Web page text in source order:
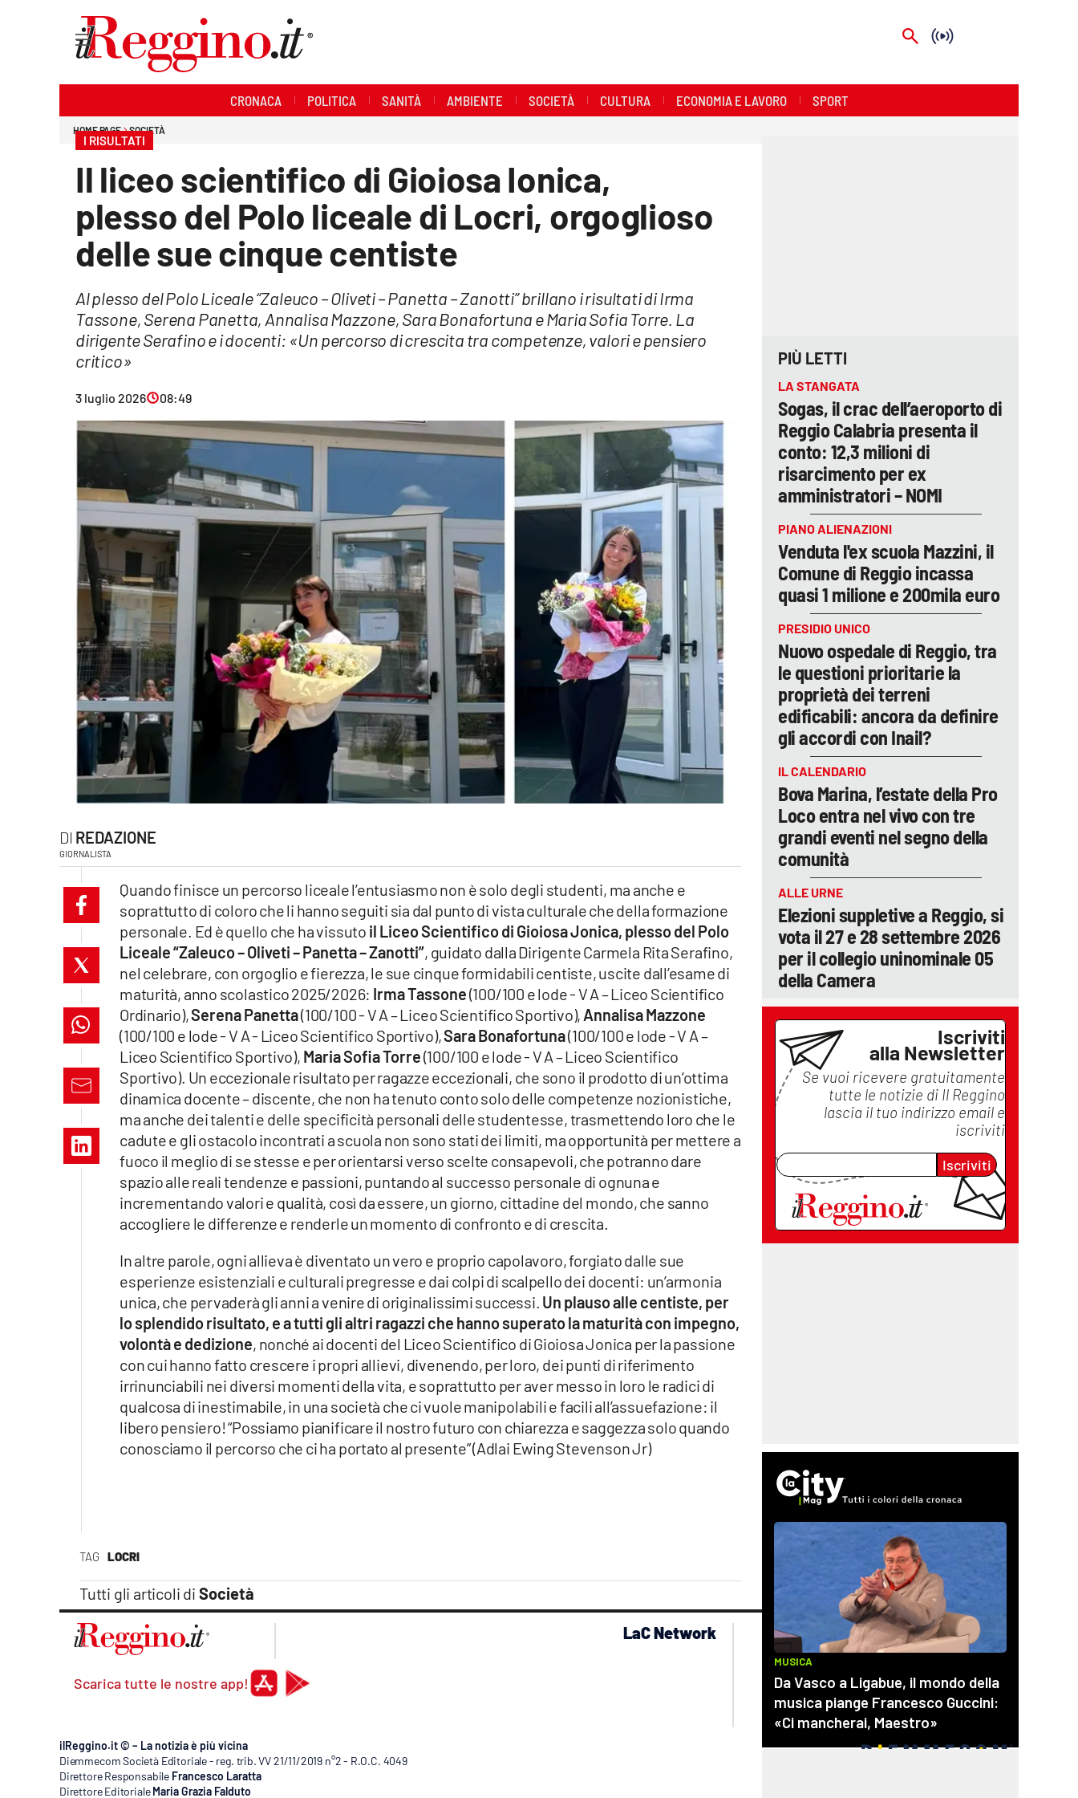
Economia e lavoro
cosenzachannel.it
catanzarochannel.it
lacapitalenews.it
CRONACA POLITICA SANITÀ AMBIENTE SOCIETÀ CULTURA ECONOMIA E LAVORO SPORT
HOME PAGE SOCIETÀ
I RISULTATI
Il liceo scientifico di Gioiosa Ionica,
plesso del Polo liceale di Locri, orgoglioso
delle sue cinque centiste
Al plesso del Polo Liceale “Zaleuco – Oliveti – Panetta – Zanotti” brillano i risultati di Irma
Tassone, Serena Panetta, Annalisa Mazzone, Sara Bonafortuna e Maria Sofia Torre. La
dirigente Serafino e i docenti: «Un percorso di crescita tra competenze, valori e pensiero
critico»
3 luglio 2026 08:49
REDAZIONE
GIORNALISTA
TAG LOCRI
Tutti gli articoli di Società
Quando finisce un percorso liceale l’entusiasmo non è solo degli studenti, ma anche e
soprattutto di coloro che li hanno seguiti sia dal punto di vista culturale che della formazione
personale. Ed è quello che ha vissuto il Liceo Scientifico di Gioiosa Jonica, plesso del Polo
Liceale “Zaleuco – Oliveti – Panetta – Zanotti”, guidato dalla Dirigente Carmela Rita Serafino,
nel celebrare, con orgoglio e fierezza, le sue cinque formidabili centiste, uscite dall’esame di
maturità, anno scolastico 2025/2026: Irma Tassone(100/100 e lode - V A – Liceo Scientifico
Ordinario),Serena Panetta(100/100 - V A – Liceo Scientifico Sportivo), Annalisa Mazzone
(100/100 e lode - V A - Liceo Scientifico Sportivo),Sara Bonafortuna(100/100 e lode - V A –
Liceo Scientifico Sportivo), Maria Sofia Torre(100/100 e lode - V A – Liceo Scientifico
Sportivo). Un eccezionale risultato per ragazze eccezionali, che sono il prodotto di un’ottima
dinamica docente – discente, che non ha tenuto conto solo delle competenze nozionistiche,
ma anche dei talenti e delle specificità personali delle studentesse, trasmettendo loro che le
cadute e gli ostacolo incontrati a scuola non sono stati dei limiti, ma opportunità per mettere a
fuoco il meglio di se stesse e per orientarsi verso scelte consapevoli, che potranno dare
spazio alle reali tendenze e passioni, puntando al successo personale di ognuna e
incrementando valori e qualità, così da essere, un giorno, cittadine del mondo, che sanno
accogliere le differenze e renderle un momento di confronto e di crescita.
In altre parole, ogni allieva è diventato un vero e proprio capolavoro, forgiato dalle sue
esperienze esistenziali e culturali pregresse e dai colpi di scalpello dei docenti: un’armonia
unica, che pervaderà gli anni a venire di originalissimi successi. Un plauso alle centiste, per
lo splendido risultato, e a tutti gli altri ragazzi che hanno superato la maturità con impegno,
volontà e dedizione, nonché ai docenti del Liceo Scientifico di Gioiosa Jonica per la passione
con cui hanno fatto crescere i propri allievi, divenendo, per loro, dei punti di riferimento
irrinunciabili nei diversi momenti della vita, e soprattutto per aver messo in loro le radici di
qualcosa di inestimabile, in una società che ci vuole manipolabili e facili all’assuefazione: il
libero pensiero! “Possiamo pianificare il nostro futuro con chiarezza e saggezza solo quando
conosciamo il percorso che ci ha portato al presente” (Adlai Ewing Stevenson Jr)
PIÙ LETTI
LA STANGATA
Sogas, il crac dell’aeroporto di
Reggio Calabria presenta il
conto: 12,3 milioni di
risarcimento per ex
amministratori – NOMI
PIANO ALIENAZIONI
Venduta l'ex scuola Mazzini, il
Comune di Reggio incassa
quasi 1 milione e 200mila euro
PRESIDIO UNICO
Nuovo ospedale di Reggio, tra
le questioni prioritarie la
proprietà dei terreni
edificabili: ancora da definire
gli accordi con Inail?
IL CALENDARIO
Bova Marina, l’estate della Pro
Loco entra nel vivo con tre
grandi eventi nel segno della
comunità
ALLE URNE
Elezioni suppletive a Reggio, si
vota il 27 e 28 settembre 2026
per il collegio uninominale 05
della Camera
Iscriviti
alla Newsletter
Se vuoi ricevere gratuitamente
tutte le notizie di Il Reggino
lascia il tuo indirizzo email e
iscriviti
Iscriviti
Scarica tutte le nostre app!
LaC Network
lacplay.it
lactv.it
laconair.it
lacitymag.it
lacapitalenews.it
ilvibonese.it
catanzarochannel.it
ilReggino.it © – La notizia è più vicina
Diemmecom Società Editoriale - reg. trib. VV 21/11/2019 n°2 - R.O.C. 4049
Direttore Responsabile Francesco Laratta
Direttore Editoriale Maria Grazia Falduto